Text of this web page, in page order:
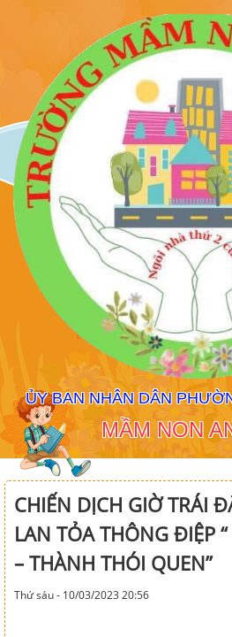
ỦY BAN NHÂN DÂN
MẦM NON
CHIẾN DỊCH GIỜ TRÁI
LAN TỎA THÔNG ĐIỆP
– THÀNH THÓI QUEN”
Thứ sáu - 10/03/2023 20:56